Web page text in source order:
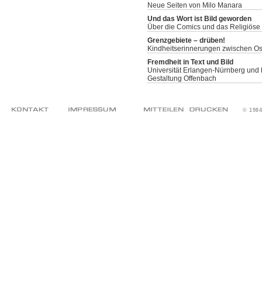
Neue Seiten von Milo Manara
Und das Wort ist Bild geworden
Über die Comics und das Religiöse
Grenzgebiete – drüben!
Kindheitserinnerungen zwischen
Fremdheit in Text und Bild
Universität Erlangen-Nürnberg und
Gestaltung Offenbach
©